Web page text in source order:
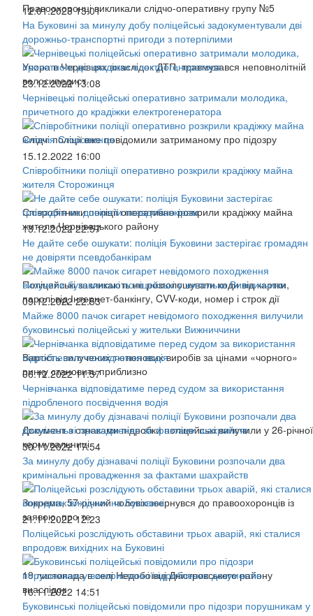
Правоохоронці викликали слідчо-оперативну групу №5
12.01.2023 13:01
На Буковині за минулу добу поліцейські задокументували дві
дорожньо-транспортні пригоди з потерпілими
Учора в Чернівцях внаслідок ДТП, травмувався неповнолітній
велосипедист.
23.12.2022 13:08
Чернівецькі поліцейські оперативно затримали молодика,
причетного до крадіжки електрогенератора
Слідчі поліції вже повідомили затриманому про підозру
15.12.2022 16:00
Співробітники поліції оперативно розкрили крадіжку майна
жителя Сторожинця
Співробітники поліції оперативно розкрили крадіжку майна
жителя Чернівецького району
13.12.2022 22:57
Не дайте себе ошукати: поліція Буковини застерігає громадян
не довіряти псевдобанкірам
Поліцейські закликають не розголошувати коди від картки,
паролі від Інтернет-банкінгу, CVV-коди, номер і строк дії
09.12.2022 22:53
Майже 8000 пачок сигарет невідомого походження вилучили
буковинські поліцейські у жительки Вижниччини
Вартість вилучених тютюнових виробів за цінами «чорного»
ринку становить приблизно
06.12.2022 11:57
Чернівчанка відповідатиме перед судом за використання
підробленого посвідчення водія
Документ з ознаками підробки поліцейські вилучили у 26-річної
кермувальниці
30.11.2022 17:54
За минулу добу дізнавачі поліції Буковини розпочали два
кримінальні провадження за фактами шахрайств
Зокрема, 57-річний чоловік звернувся до правоохоронців із
заявою, про те
21.11.2022 12:23
Поліцейські розслідують обставини трьох аварій, які сталися
впродовж вихідних на Буковині
19 листопада в селі Недобоївці Дністровського району
внаслідок
16.11.2022 14:51
Буковинські поліцейські повідомили про підозри порушникам у